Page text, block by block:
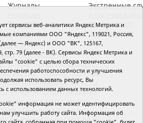
Журналы
RSS поток
Экстренные
Сведения об
организации
А.В.
Осипенко, 81,
e-mail: tumentoday@obl72.ru
Россия, Тюмень, Почтамт,
tumentoday@obl72.ru.
39-90-59. Отдел рекламы:
СМИ: Сетевое
«Тюменская область
о регистрации СМИ Эл №
сервисы веб-аналитики Яндекс Метрика и
компаниями ООО "Яндекс", 119021, Россия,
— Яндекс) и ООО "ВК", 125167,
стр. 79 (далее - ВК). Сервисы Яндекс Метрика и
"cookie" с целью сбора технических
работоспособности и улучшения
использовать ресурс, Вы
с использованием данных технологий.
информация не может идентифицировать
улучшить работу сайта. Информация об